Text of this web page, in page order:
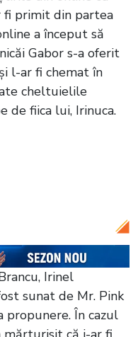
fi primit din partea
a început să
Gabor s-a oferit
l-ar fi chemat în
cheltuielile
de fiica lui, Irinuca.
Irinel
sunat de Mr. Pink
propunere. În cazul